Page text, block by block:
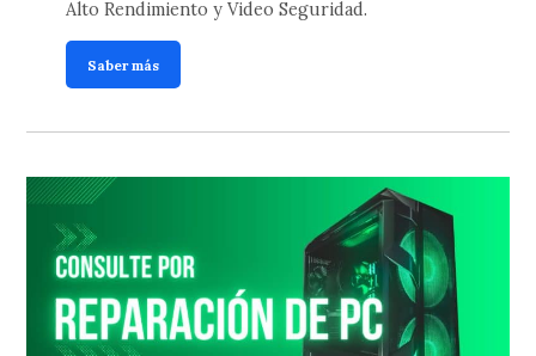
Alto Rendimiento y Video Seguridad.
Saber más